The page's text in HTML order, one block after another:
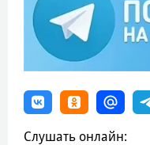
Слушать онлайн: